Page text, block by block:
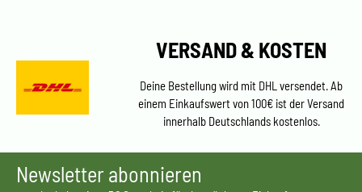
VERSAND & KOSTEN
Deine Bestellung wird mit DHL versendet. Ab
einem Einkaufswert von 100€ ist der Versand
innerhalb Deutschlands kostenlos.
Newsletter abonnieren